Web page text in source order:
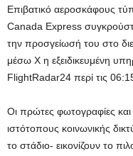
Επιβατικό αεροσκάφους
Canada Express
την προσγείωσή του στο
μέσω X η εξειδικευμένη
FlightRadar24 περί τις
Οι πρώτες φωτογραφίες
ιστότοπους κοινωνικής
το στάδιο- εικονίζουν το